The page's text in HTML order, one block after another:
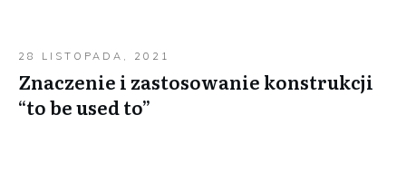
28 LISTOPADA, 2021
Znaczenie i zastosowanie konstrukcji
“to be used to”